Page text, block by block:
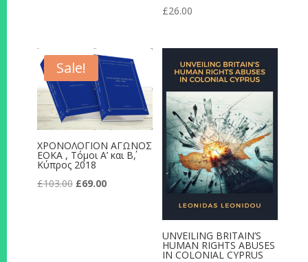
£26.00
Sale!
ΧΡΟΝΟΛΟΓΙΟΝ ΑΓΩΝΟΣ
ΕΟΚΑ , Τόμοι A’ και Β΄,
Κύπρος 2018
£103.00 Original
£69.00Current
UNVEILING BRITAIN’S
HUMAN RIGHTS ABUSES
IN COLONIAL CYPRUS